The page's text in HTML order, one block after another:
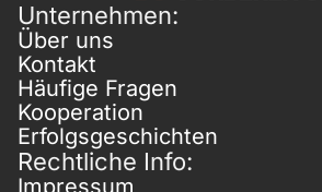
Unternehmen:
Über uns
Kontakt
Häufige Fragen
Kooperation
Erfolgsgeschichten
Rechtliche Info:
Impressum